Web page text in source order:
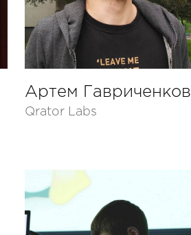
Артем Гавриченков
Qrator Labs